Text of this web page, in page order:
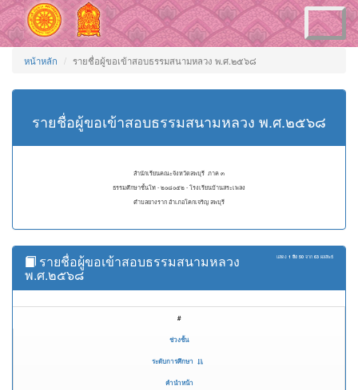
Toggle
navigation
หน้าหลัก รายชื่อผู้ขอเข้าสอบธรรมสนามหลวง พ.ศ.๒๕๖๘
รายชื่อผู้ขอเข้าสอบธรรมสนามหลวง พ.ศ.๒๕๖๘
สำนักเรียนคณะจังหวัดลพบุรี ภาค ๓
ธรรมศึกษาชั้นโท - ๒๐๘๐๕๒ - โรงเรียนบ้านสระเพลง
ตำบลยางราก อำเภอโคกเจริญ ลพบุรี
แสดง 1 ถึง 50 จาก 63 ผลลัพธ์
รายชื่อผู้ขอเข้าสอบธรรมสนามหลวง
พ.ศ.๒๕๖๘
#
ช่วงชั้น
ระดับการศึกษา
คำนำหน้า